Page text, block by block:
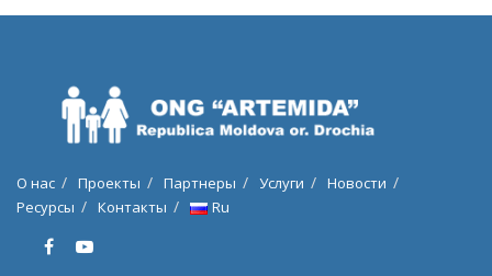
О нас Проекты Партнеры Услуги
Новости
Ресурсы
Контакты Ru